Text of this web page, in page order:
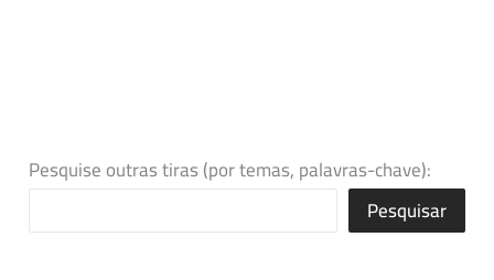
Pesquise outras tiras (por temas, palavras-chave):
Pesquisar